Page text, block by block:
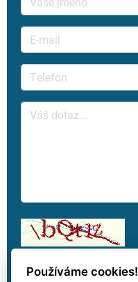
Používáme cookies!